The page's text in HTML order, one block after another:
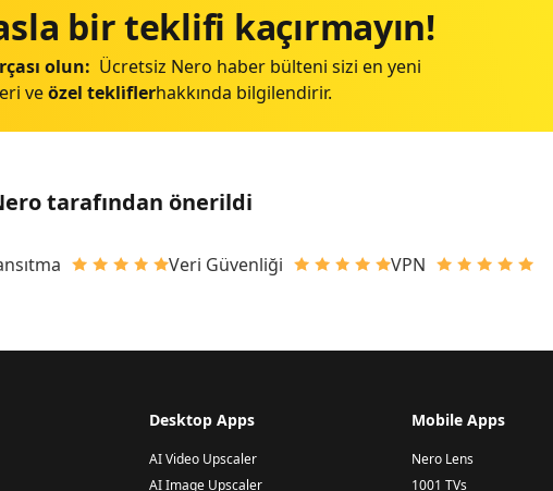
bir teklifi kaçırmayın!
olun: Ücretsiz Nero haber bülteni sizi en yeni
veözel tekli̇flerhakkında bilgilendirir.
tarafından önerildi
Veri Güvenliği VPN
Desktop Apps
AI Video Upscaler
AI Image Upscaler
Mobile Apps
Nero Lens
1001 TVs